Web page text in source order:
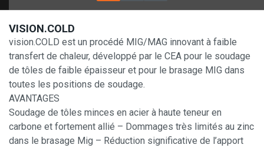
VISION.COLD
vision.COLD est un procédé MIG/MAG innovant à faible
transfert de chaleur, développé par le CEA pour le soudage
de tôles de faible épaisseur et pour le brasage MIG dans
toutes les positions de soudage.
AVANTAGES
Soudage de tôles minces en acier à haute teneur en
carbone et fortement allié – Dommages très limités au zinc
dans le brasage Mig – Réduction significative de l’apport